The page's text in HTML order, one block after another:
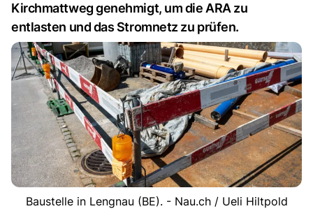
Kirchmattweg genehmigt, um die ARA zu
entlasten und das Stromnetz zu prüfen.
Baustelle in Lengnau (BE). - Nau.ch / Ueli Hiltpold